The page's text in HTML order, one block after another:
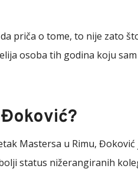
priča o tome, to nije zato
osoba tih godina koju
Mastersa u Rimu, Đoković
status nižerangiranih